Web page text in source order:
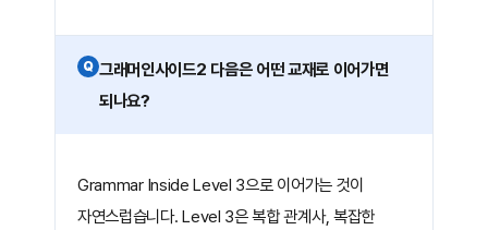
Q 그래머인사이드2 다음은 어떤 교재로 이어가면
되나요?
Grammar Inside Level 3으로 이어가는 것이
자연스럽습니다. Level 3은 복합 관계사, 복잡한